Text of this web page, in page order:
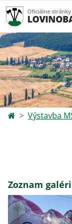
Oficiálne stránky
Výstavba
Zoznam